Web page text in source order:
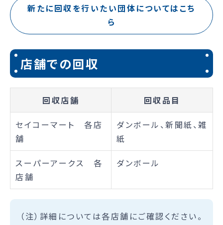
新たに回収を行いたい団体についてはこち
ら
店舗での回収
回収店舗 回収品目
セイコーマート 各店
舗
ダンボール、新聞紙、雑
紙
スーパーアークス 各
店舗
ダンボール
（注）詳細については各店舗にご確認ください。